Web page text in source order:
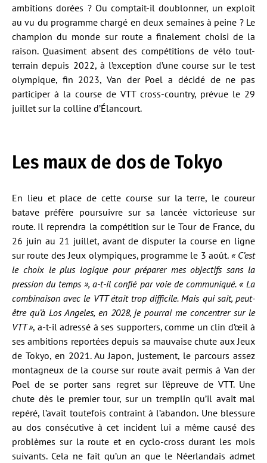
ambitions dorées ? Ou comptait-il doublonner, un exploit
au vu du programme chargé en deux semaines à peine ? Le
champion du monde sur route a finalement choisi de la
raison. Quasiment absent des compétitions de vélo tout-
terrain depuis 2022, à l’exception d’une course sur le test
olympique, fin 2023, Van der Poel a décidé de ne pas
participer à la course de VTT cross-country, prévue le 29
juillet sur la colline d’Élancourt.
Les maux de dos de Tokyo
En lieu et place de cette course sur la terre, le coureur
batave préfère poursuivre sur sa lancée victorieuse sur
route. Il reprendra la compétition sur le Tour de France, du
26 juin au 21 juillet, avant de disputer la course en ligne
sur route des Jeux olympiques, programme le 3 août. « C’est
le choix le plus logique pour préparer mes objectifs sans la
pression du temps », a-t-il confié par voie de communiqué. « La
combinaison avec le VTT était trop difficile. Mais qui sait, peut-
être qu’à Los Angeles, en 2028, je pourrai me concentrer sur le
VTT », a-t-il adressé à ses supporters, comme un clin d’œil à
ses ambitions reportées depuis sa mauvaise chute aux Jeux
de Tokyo, en 2021. Au Japon, justement, le parcours assez
montagneux de la course sur route avait permis à Van der
Poel de se porter sans regret sur l’épreuve de VTT. Une
chute dès le premier tour, sur un tremplin qu’il avait mal
repéré, l’avait toutefois contraint à l’abandon. Une blessure
au dos consécutive à cet incident lui a même causé des
problèmes sur la route et en cyclo-cross durant les mois
suivants. Cela ne fait qu’un an que le Néerlandais admet